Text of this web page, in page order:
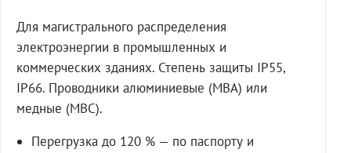
Для магистрального распределения
электроэнергии в промышленных и
коммерческих зданиях. Степень защиты IP55,
IP66. Проводники алюминиевые (МВА) или
медные (МВС).
Перегрузка до 120 % — по паспорту и